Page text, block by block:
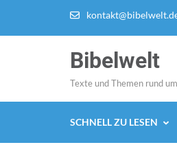
Bibelwelt
Texte und Themen rund
SCHNELL ZU LESEN